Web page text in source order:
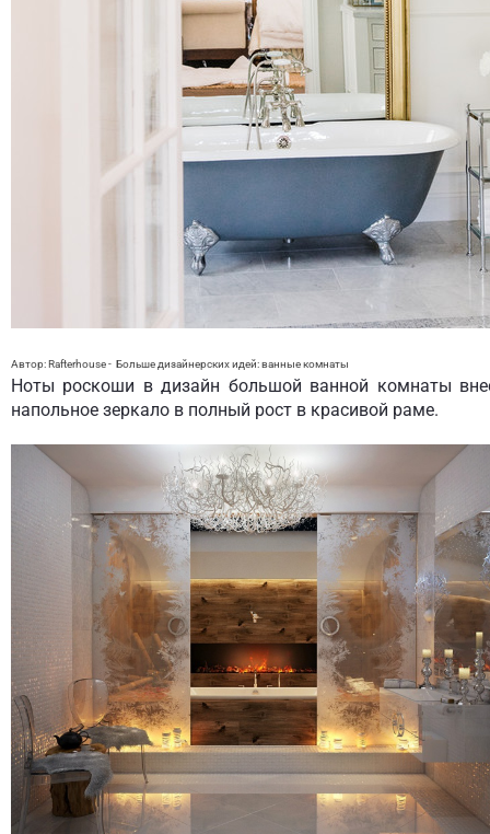
Автор: Rafterhouse- Больше дизайнерских идей:ванные комнаты
Ноты роскоши в дизайн большой ванной комнаты
напольное зеркало в полный рост в красивой раме.